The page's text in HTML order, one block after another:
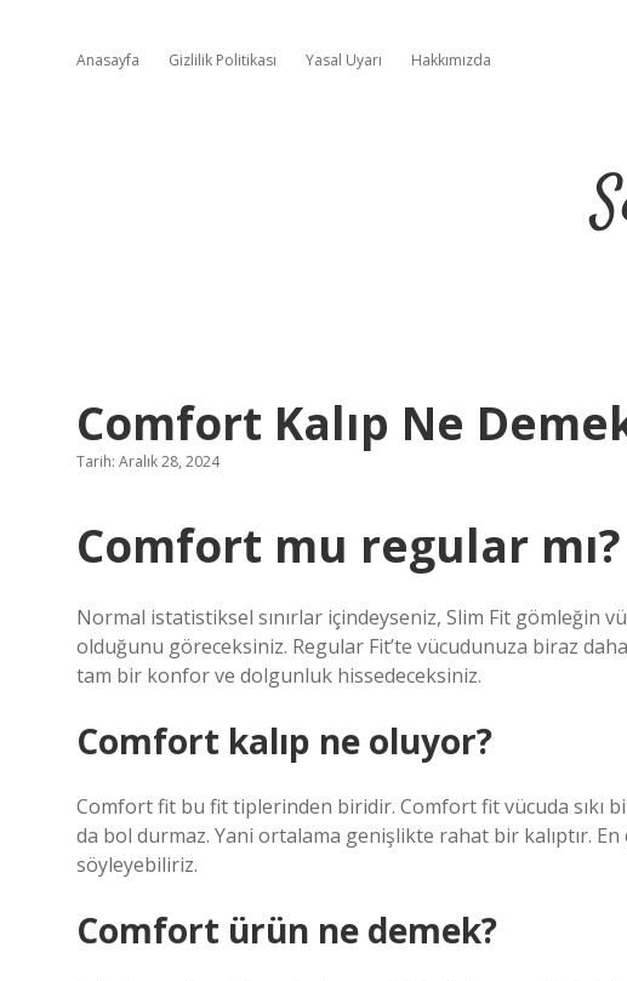
Anasayfa Gizlilik Politikası Yasal Uyarı Hakkımızda
Comfort Kalıp Ne
Tarih: Aralık 28, 2024
Comfort mu regular mı?
Normal istatistiksel sınırlar içindeyseniz, Slim Fit gömleğin
olduğunu göreceksiniz. Regular Fit’te vücudunuza biraz
tam bir konfor ve dolgunluk hissedeceksiniz.
Comfort kalıp ne oluyor?
Comfort fit bu fit tiplerinden biridir. Comfort fit vücuda sıkı
da bol durmaz. Yani ortalama genişlikte rahat bir kalıptır.
söyleyebiliriz.
Comfort ürün ne demek?